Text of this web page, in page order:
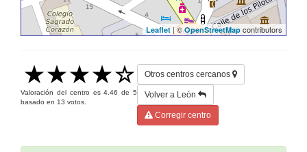
Leaflet | ©OpenStreetMap contributors
Valoración del centro es4.46 de5
basado en 13 votos.
Otros centros cercanos
Volver a León
Corregir centro